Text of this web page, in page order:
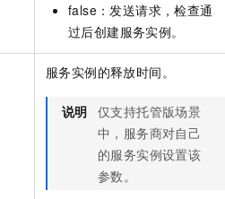
false：发送请求，检查通
过后创建服务实例。
服务实例的释放时间。
说明 仅支持托管版场景
中，服务商对自己
的服务实例设置该
参数。